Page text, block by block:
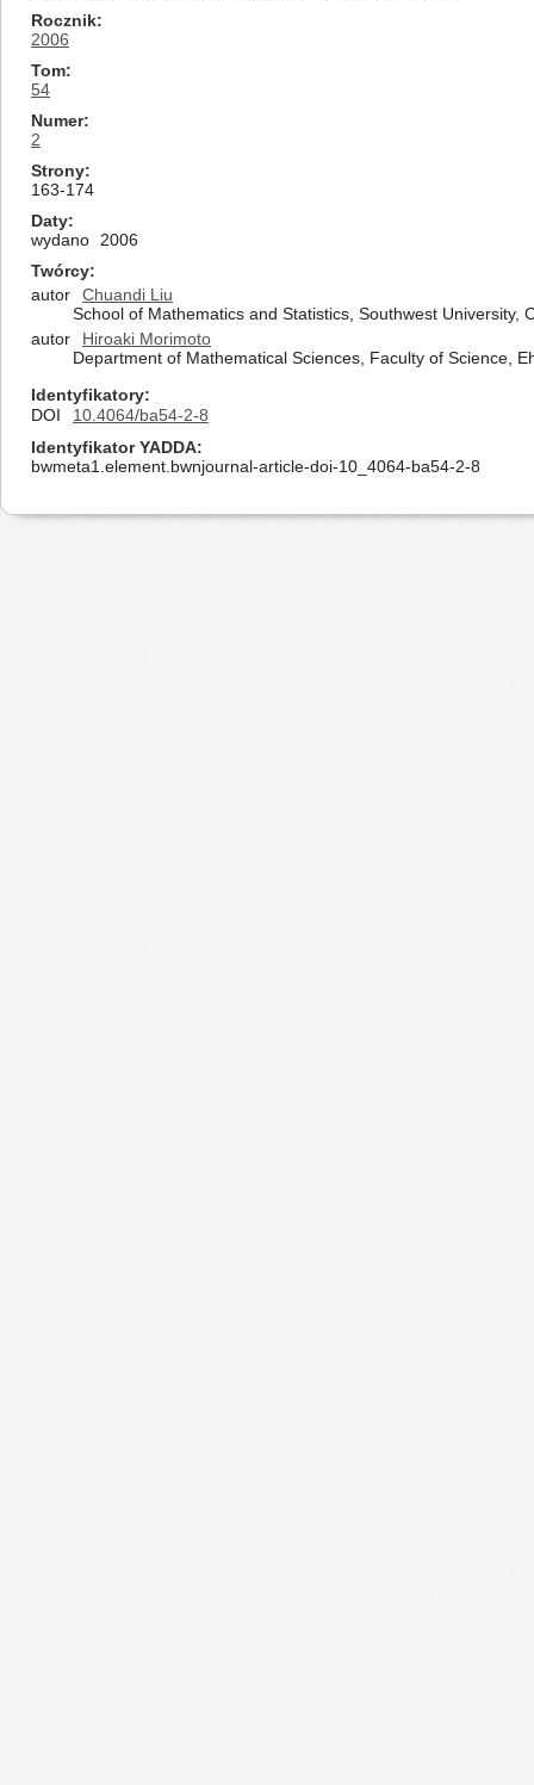
Rocznik
2006
Tom
54
Numer
2
Strony
163-174
Daty
wydano
2006
Twórcy
autor
Chuandi Liu
School of Mathematics and Statistics, Southwest University,
autor
Hiroaki Morimoto
Department of Mathematical Sciences, Faculty of Science,
Identyfikatory
DOI
10.4064/ba54-2-8
Identyfikator YADDA
bwmeta1.element.bwnjournal-article-doi-10_4064-ba54-2-8